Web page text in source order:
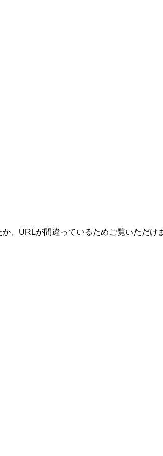
、URLが間違っているためご覧いただけ